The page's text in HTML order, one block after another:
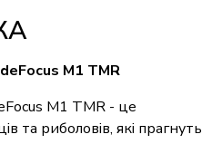
M1 TMR
M1 TMR - це
та риболовів, які прагнуть